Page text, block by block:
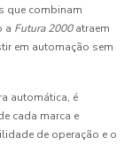
que combinam
a Futura 2000atraem
em automação sem
automática, é
cada marca e
de operação e o